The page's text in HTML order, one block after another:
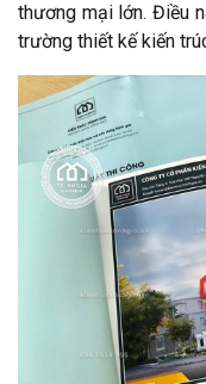
thương mại lớn. Điều
trường thiết kế kiến